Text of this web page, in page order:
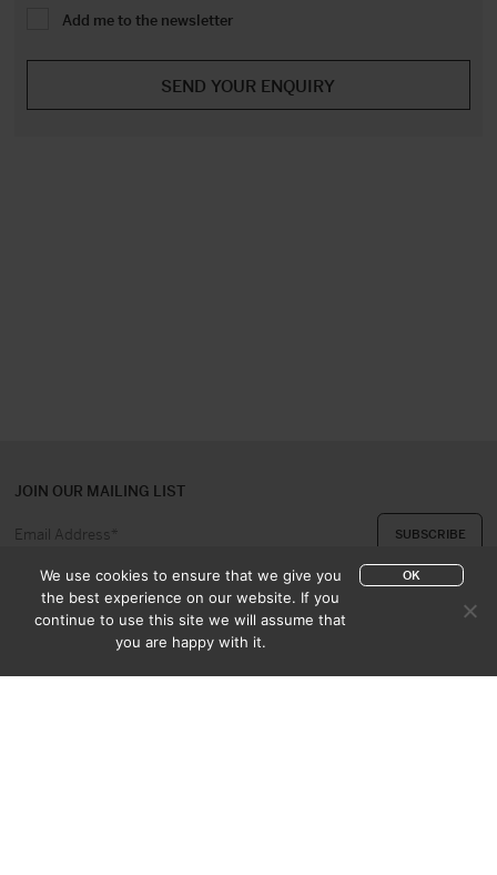
Add me to the newsletter
JOIN OUR MAILING LIST
We use cookies to ensure that we give you
the best experience on our website. If you
continue to use this site we will assume that
you are happy with it.
OK